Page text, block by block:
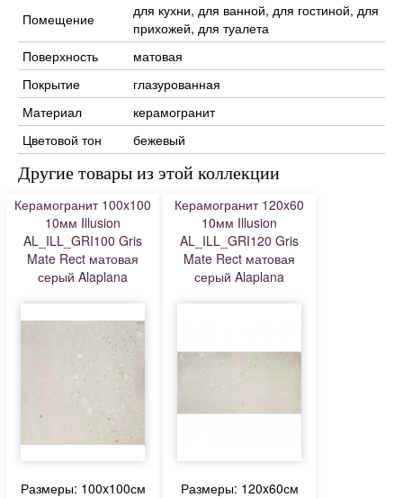
Помещение
для кухни, для ванной, для гостиной, для
прихожей, для туалета
Поверхность
матовая
Покрытие
глазурованная
Материал
керамогранит
Цветовой тон
бежевый
Другие товары из этой коллекции
Керамогранит 100x100
10мм Illusion
AL_ILL_GRI100 Gris
Mate Rect матовая
серый Alaplana
Размеры: 100x100см
Керамогранит 120x60
10мм Illusion
AL_ILL_GRI120 Gris
Mate Rect матовая
серый Alaplana
Размеры: 120x60см